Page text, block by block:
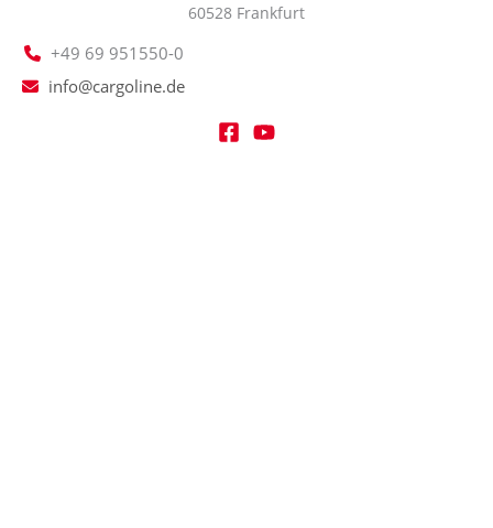
60528 Frankfurt
+49 69 951550-0
info@cargoline.de